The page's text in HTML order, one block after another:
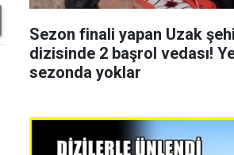
Sezon finali yapan Uzak
dizisinde 2 başrol vedası!
sezonda yoklar